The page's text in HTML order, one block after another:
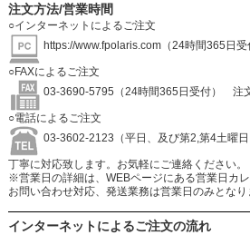
注文方法/営業時間
○インターネットによるご注文
https://www.fpolaris.com（24時間365日受
○FAXによるご注文
03-3690-5795（24時間365日受付）
注
○電話によるご注文
03-3602-2123（平日、及び第2,第4土曜
丁寧に対応致します。お気軽にご連絡ください。
※営業日の詳細は、WEBページにある営業日カレ
お問い合わせ対応、発送業務は営業日のみとなり
インターネットによるご注文の流れ